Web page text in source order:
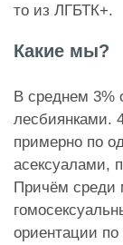
то из ЛГБТК+.
Какие мы?
В среднем 3%
лесбиянками.
примерно по
асексуалами,
Причём среди
ориентации